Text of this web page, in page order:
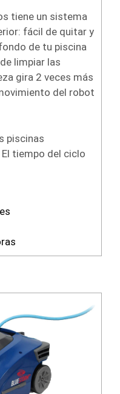
tiene un sistema
fácil de quitar y
de tu piscina
limpiar las
gira 2 veces más
del robot
piscinas
tiempo del ciclo